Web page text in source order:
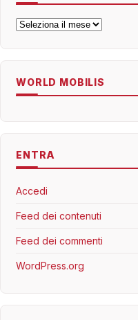
Archivi
WORLD MOBILIS
ENTRA
Accedi
Feed dei contenuti
Feed dei commenti
WordPress.org